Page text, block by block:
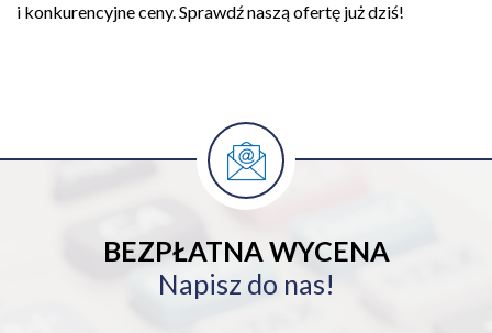
i konkurencyjne ceny. Sprawdź naszą ofertę już dziś!
BEZPŁATNA WYCENA
Napisz do nas!